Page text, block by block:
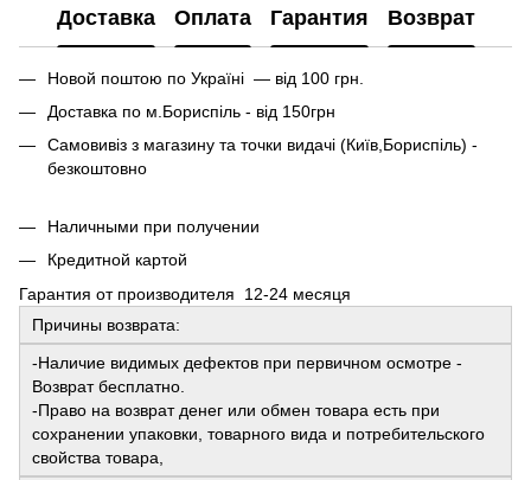
Доставка Оплата Гарантия Возврат
Новой поштою по Україні — від 100 грн.
Доставка по м.Бориспіль - від 150грн
Самовивіз з магазину та точки видачі (Київ,Бориспіль) -
безкоштовно
Наличными при получении
Кредитной картой
Гарантия от производителя 12-24 месяця
Причины возврата:
-Наличие видимых дефектов при первичном осмотре -
Возврат бесплатно.
-Право на возврат денег или обмен товара есть при
сохранении упаковки, товарного вида и потребительского
свойства товара,